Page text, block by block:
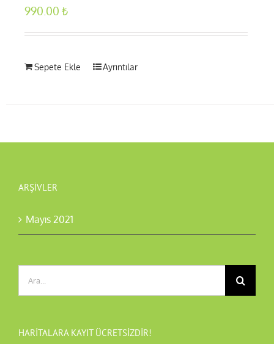
990.00 ₺
Sepete Ekle Ayrıntılar
ARŞIVLER
Mayıs 2021
HARITALARA KAYIT ÜCRETSİZDİR!